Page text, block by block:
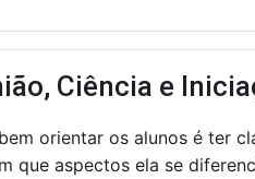
Ciência e
orientar os alunos é ter
que aspectos ela se